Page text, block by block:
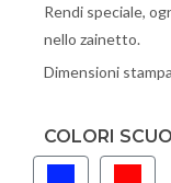
Rendi speciale,
nello zainetto.
Dimensioni
COLORI